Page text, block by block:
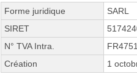
Forme juridique
SARL
SIRET
N° TVA Intra.
Création
1